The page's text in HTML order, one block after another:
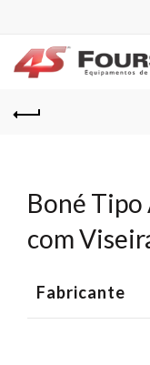
Boné Tipo
com
Fabricante